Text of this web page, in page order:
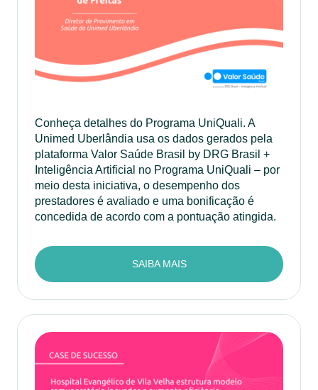
Conheça detalhes do Programa UniQuali. A
Unimed Uberlândia usa os dados gerados pela
plataforma Valor Saúde Brasil by DRG Brasil +
Inteligência Artificial no Programa UniQuali – por
meio desta iniciativa, o desempenho dos
prestadores é avaliado e uma bonificação é
concedida de acordo com a pontuação atingida.
SAIBA MAIS